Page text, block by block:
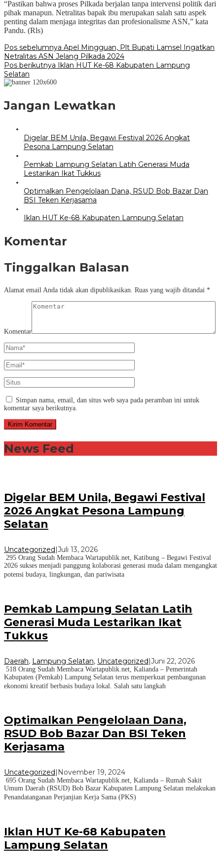
“Pastikan bahwa proses Pilkada berjalan tanpa intervensi politik dari
pihak manapun. Netralitas bapak ibu merupakan salah satu aspek
penting dalam menjaga integritas dan profesionalisme ASN,” kata
Pandu. (Rls)
Navigasi
pos
Pos sebelumnya Apel Mingguan, Plt Bupati Lamsel Ingatkan
Netralitas ASN Jelang Pilkada 2024
Pos berikutnya Iklan HUT Ke-68 Kabupaten Lampung
Selatan
Jangan Lewatkan
Digelar BEM Unila, Begawi Festival 2026 Angkat
Pesona Lampung Selatan
Pemkab Lampung Selatan Latih Generasi Muda
Lestarikan Ikat Tukkus
Optimalkan Pengelolaan Dana, RSUD Bob Bazar Dan
BSI Teken Kerjasama
Iklan HUT Ke-68 Kabupaten Lampung Selatan
Komentar
Tinggalkan Balasan
Alamat email Anda tidak akan dipublikasikan. Ruas yang wajib ditandai *
Komentar
Simpan nama, email, dan situs web saya pada peramban ini untuk
komentar saya berikutnya.
News Feed
Digelar BEM Unila, Begawi Festival
2026 Angkat Pesona Lampung
Selatan
Uncategorized Juli 13, 2026
295 Orang Sudah Membaca Wartapublik.net, Katibung – Begawi Festival
2026 sukses menjadi panggung kolaborasi generasi muda dalam mengangkat
potensi budaya, lingkungan, dan pariwisata
Pemkab Lampung Selatan Latih
Generasi Muda Lestarikan Ikat
Tukkus
Daerah, Lampung Selatan, Uncategorized|Juni 22, 2026
518 Orang Sudah Membaca Wartapublik.net, Kalianda – Pemerintah
Kabupaten (Pemkab) Lampung Selatan terus memperkuat pembangunan
ekonomi kreatif berbasis budaya lokal. Salah satu langkah
Optimalkan Pengelolaan Dana,
RSUD Bob Bazar Dan BSI Teken
Kerjasama
Uncategorized November 19, 2024
695 Orang Sudah Membaca Wartapublik.net, Kalianda – Rumah Sakit
Umum Daerah (RSUD) Bob Bazar Kabupaten Lampung Selatan melakukan
Penandatanganan Perjanjian Kerja Sama (PKS)
Iklan HUT Ke-68 Kabupaten
Lampung Selatan